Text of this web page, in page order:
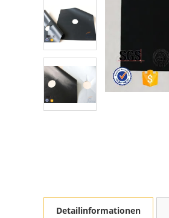
Detailinformationen